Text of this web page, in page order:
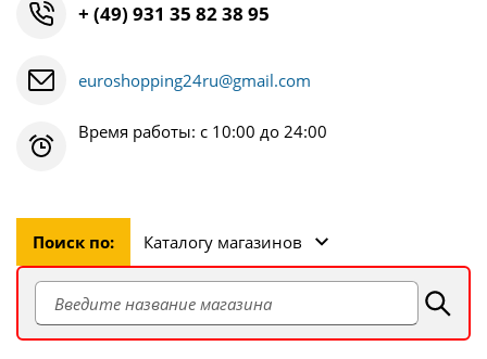
+ (49) 931 35 82 38 95
euroshopping24ru@gmail.com
Время работы: с 10:00 до 24:00
Поиск по: Каталогу магазинов